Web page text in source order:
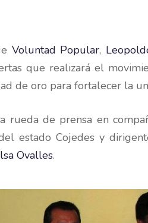
Voluntad Popular,
que realizará el
de oro para fortalecer la
de prensa en
estado Cojedes y
Ovalles.